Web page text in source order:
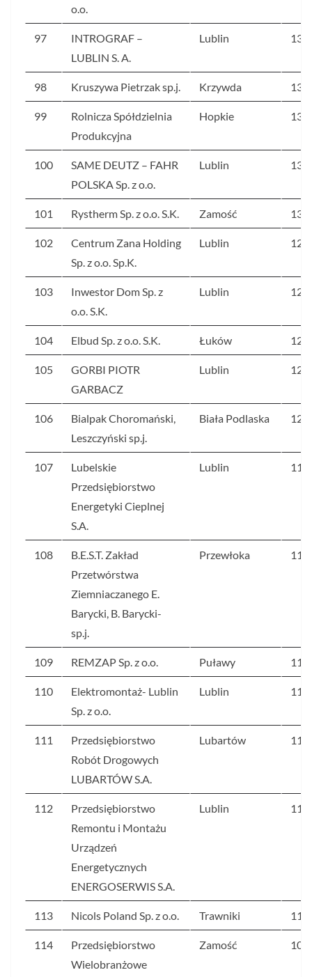
o.o.
97
INTROGRAF –
LUBLIN S. A.
Lublin
98 Kruszywa Pietrzak sp.j. Krzywda
99
Rolnicza Spółdzielnia
Produkcyjna
Hopkie
100
SAME DEUTZ – FAHR
POLSKA Sp. z o.o.
Lublin 134
101 Rystherm Sp. z o.o. S.K. Zamość
102
Centrum Zana Holding
Sp. z o.o. Sp.K.
Lublin 126
103
Inwestor Dom Sp. z
o.o. S.K.
Lublin
104 Elbud Sp. z o.o. S.K. Łuków
105
GORBI PIOTR
GARBACZ
Lublin
106
Bialpak Choromański,
Leszczyński sp.j.
Biała Podlaska
107
Lubelskie
Przedsiębiorstwo
Energetyki Cieplnej
S.A.
Lublin
108
B.E.S.T. Zakład
Przetwórstwa
Ziemniaczanego E.
Barycki, B. Barycki-
sp.j.
Przewłoka
109 REMZAP Sp. z o.o. Puławy
110
Elektromontaż- Lublin
Sp. z o.o.
Lublin
111
Przedsiębiorstwo
Robót Drogowych
LUBARTÓW S.A.
Lubartów
112
Przedsiębiorstwo
Remontu i Montażu
Urządzeń
Energetycznych
ENERGOSERWIS S.A.
Lublin
113 Nicols Poland Sp. z o.o. Trawniki
114
Przedsiębiorstwo
Wielobranżowe
Zamość